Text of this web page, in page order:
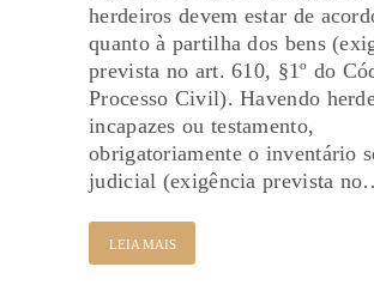
herdeiros devem estar de
quanto à partilha dos bens
prevista no art. 610, §1º do
Processo Civil). Havendo
incapazes ou testamento,
obrigatoriamente o inventário
judicial (exigência prevista
LEIA MAIS